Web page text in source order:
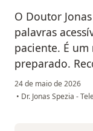
O Doutor
palavras
paciente. É
preparado.
24 de maio de 2026
• Dr. Jonas Spezia -